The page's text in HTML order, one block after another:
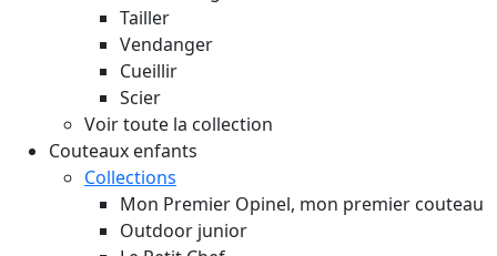
Tailler
Vendanger
Cueillir
Scier
Voir toute la collection
Couteaux enfants
Collections
Mon Premier Opinel, mon premier couteau
Outdoor junior